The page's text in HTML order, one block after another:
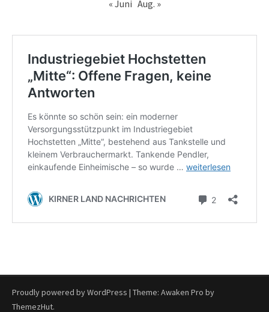
« Juni Aug. »
Proudly powered by WordPress | Theme: Awaken Pro by
ThemezHut.